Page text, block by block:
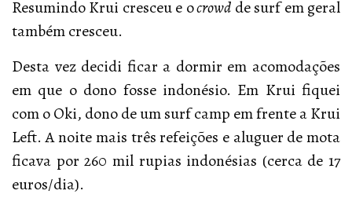
Resumindo Krui cresceu e ocrowd de surf em geral
também cresceu.
Desta vez decidi ficar a dormir em acomodações
em que o dono fosse indonésio. Em Krui fiquei
com o Oki, dono de um surf camp em frente a Krui
Left. A noite mais três refeições e aluguer de mota
ficava por 260 mil rupias indonésias (cerca de 17
euros/dia).